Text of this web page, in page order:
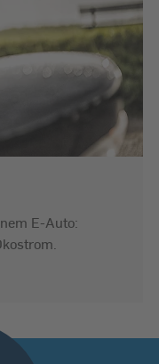
E-Auto: